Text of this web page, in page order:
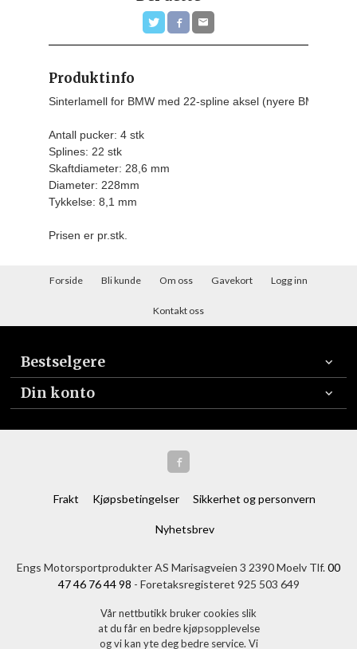
Produktinfo
Sinterlamell for BMW med 22-spline aksel (nyere BMW)
Antall pucker: 4 stk
Splines: 22 stk
Skaftdiameter: 28,6 mm
Diameter: 228mm
Tykkelse: 8,1 mm
Prisen er pr.stk.
Forside Bli kunde Om oss Gavekort Logg inn
Kontakt oss
Bestselgere
Din konto
Frakt Kjøpsbetingelser Sikkerhet og personvern
Nyhetsbrev
Engs Motorsportprodukter AS Marisagveien 3 2390 Moelv Tlf.00
47 46 76 44 98 - Foretaksregisteret 925 503 649
Vår nettbutikk bruker cookies slik
at du får en bedre kjøpsopplevelse
og vi kan yte deg bedre service. Vi